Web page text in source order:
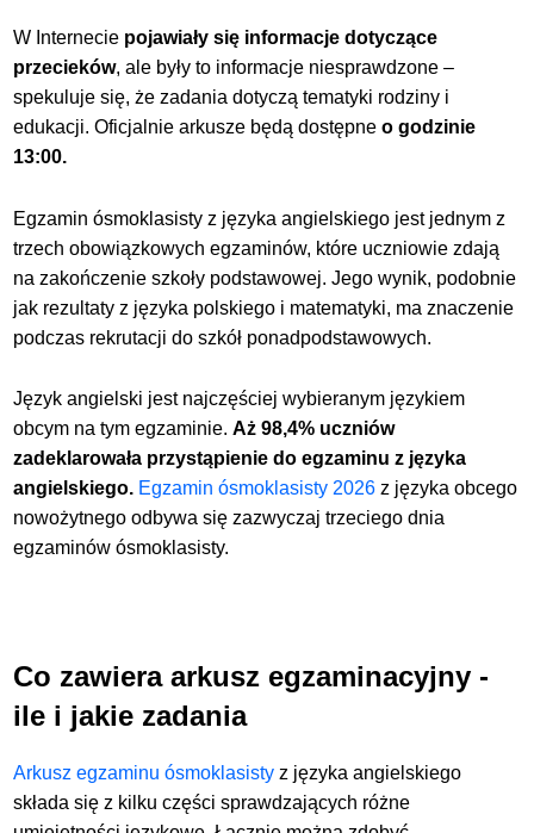
W Internecie pojawiały się informacje dotyczące
przecieków, ale były to informacje niesprawdzone –
spekuluje się, że zadania dotyczą tematyki rodziny i
edukacji.Oficjalnie arkusze będą dostępne o godzinie
13:00.
Egzamin ósmoklasisty z języka angielskiego jest jednym z
trzech obowiązkowych egzaminów, które uczniowie zdają
na zakończenie szkoły podstawowej. Jego wynik, podobnie
jak rezultaty z języka polskiego i matematyki, ma znaczenie
podczas rekrutacji do szkół ponadpodstawowych.
Język angielski jest najczęściej wybieranym językiem
obcym na tym egzaminie.Aż 98,4% uczniów
zadeklarowała przystąpienie do egzaminu z języka
angielskiego. Egzamin ósmoklasisty 2026 z języka obcego
nowożytnego odbywa się zazwyczaj trzeciego dnia
egzaminów ósmoklasisty.
Co zawiera arkusz egzaminacyjny -
ile i jakie zadania
Arkusz egzaminu ósmoklasisty z języka angielskiego
składa się z kilku części sprawdzających różne